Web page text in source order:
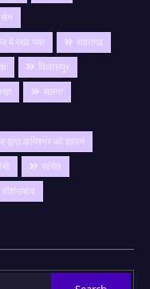
में रखा गया
राहतगढ़
विलासपुर
सतना
कमिश्नर को ज्ञापन
सांचेत
होशंगाबाद